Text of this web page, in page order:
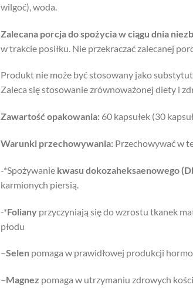
wilgoć), woda.
Zalecana porcja do spożycia w ciągu dnia
w trakcie posiłku. Nie przekraczać zalecanej
Produkt nie może być stosowany jako
Zaleca się stosowanie zrównoważonej diety i
Zawartość opakowania: 60 kapsułek (30
Warunki przechowywania: Przechowywać w
-*Spożywanie kwasu dokozaheksaenowego
karmionych piersią.
-*Foliany przyczyniają się do wzrostu tkanek
płodu
–Selen pomaga w prawidłowej produkcji
–Magnez pomaga w utrzymaniu zdrowych